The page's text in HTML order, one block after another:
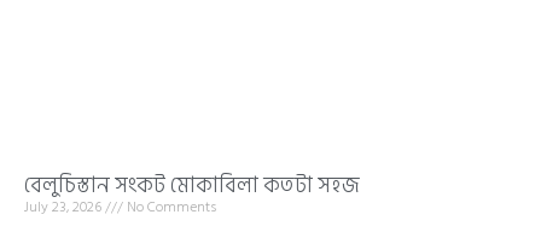
বেলুচিস্তান সংকট মোকাবিলা কতটা সহজ
July 23, 2026 No Comments